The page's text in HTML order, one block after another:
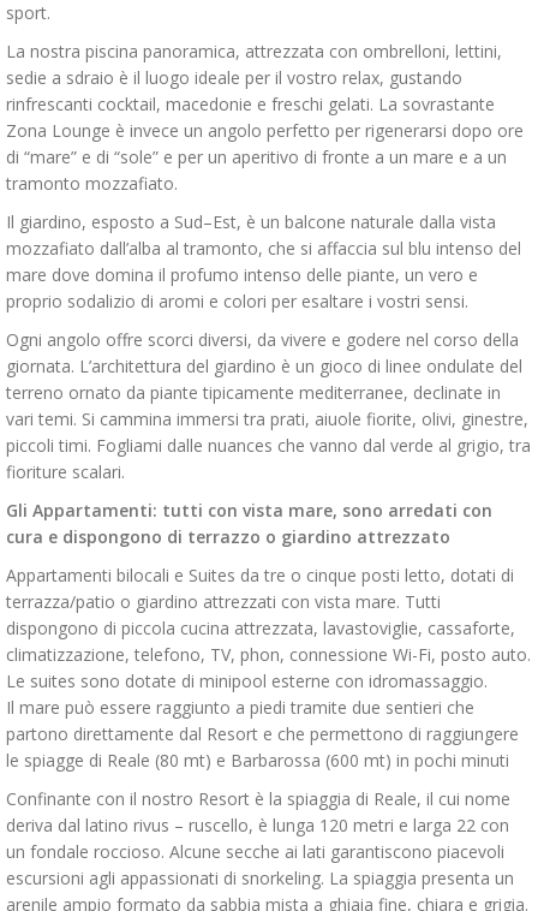
sport.
La nostra piscina panoramica, attrezzata con ombrelloni, lettini,
sedie a sdraio è il luogo ideale per il vostro relax, gustando
rinfrescanti cocktail, macedonie e freschi gelati. La sovrastante
Zona Lounge è invece un angolo perfetto per rigenerarsi dopo ore
di “mare” e di “sole” e per un aperitivo di fronte a un mare e a un
tramonto mozzafiato.
Il giardino, esposto a Sud–Est, è un balcone naturale dalla vista
mozzafiato dall’alba al tramonto, che si affaccia sul blu intenso del
mare dove domina il profumo intenso delle piante, un vero e
proprio sodalizio di aromi e colori per esaltare i vostri sensi.
Ogni angolo offre scorci diversi, da vivere e godere nel corso della
giornata. L’architettura del giardino è un gioco di linee ondulate del
terreno ornato da piante tipicamente mediterranee, declinate in
vari temi. Si cammina immersi tra prati, aiuole fiorite, olivi, ginestre,
piccoli timi. Fogliami dalle nuances che vanno dal verde al grigio, tra
fioriture scalari.
Gli Appartamenti: tutti con vista mare, sono arredati con
cura e dispongono di terrazzo o giardino attrezzato
Appartamenti bilocali e Suites da tre o cinque posti letto, dotati di
terrazza/patio o giardino attrezzati con vista mare. Tutti
dispongono di piccola cucina attrezzata, lavastoviglie, cassaforte,
climatizzazione, telefono, TV, phon, connessione Wi-Fi, posto auto.
Le suites sono dotate di minipool esterne con idromassaggio.
Il mare può essere raggiunto a piedi tramite due sentieri che
partono direttamente dal Resort e che permettono di raggiungere
le spiagge di Reale (80 mt) e Barbarossa (600 mt) in pochi minuti
Confinante con il nostro Resort è la spiaggia di Reale, il cui nome
deriva dal latino rivus – ruscello, è lunga 120 metri e larga 22 con
un fondale roccioso. Alcune secche ai lati garantiscono piacevoli
escursioni agli appassionati di snorkeling. La spiaggia presenta un
arenile ampio formato da sabbia mista a ghiaia fine, chiara e grigia.